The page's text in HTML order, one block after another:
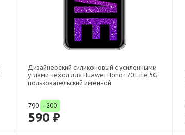
Дизайнерский силиконовый с усиленными
углами чехол для Huawei Honor 70 Lite 5G
пользовательский именной
790 -200
590 ₽